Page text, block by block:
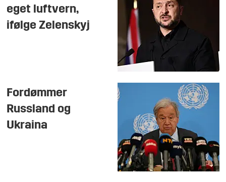
eget luftvern,
ifølge Zelenskyj
Fordømmer
Russland og
Ukraina